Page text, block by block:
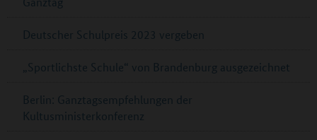
Deutscher Schulpreis 2023 vergeben
„Sportlichste Schule“ von Brandenburg ausgezeichnet
Berlin: Ganztagsempfehlungen der
Kultusministerkonferenz